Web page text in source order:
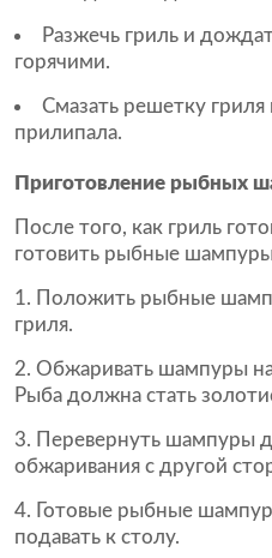
Разжечь гриль и
горячими.
Смазать решетку
прилипала.
Приготовление рыбных
После того, как гриль
готовить рыбные
Положить рыбные
гриля.
Обжаривать шампуры
Рыба должна стать
Перевернуть шампуры
обжаривания с другой
Готовые рыбные
подавать к столу.